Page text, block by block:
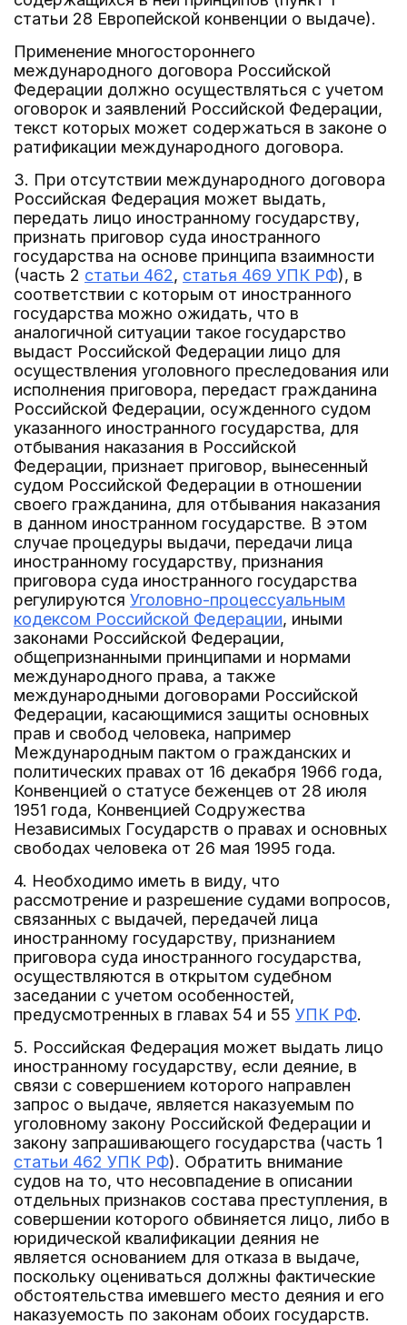
статьи 28 Европейской конвенции о выдаче).
Применение многостороннего
международного договора Российской
Федерации должно осуществляться с учетом
оговорок и заявлений Российской Федерации,
текст которых может содержаться в законе о
ратификации международного договора.
3. При отсутствии международного договора
Российская Федерация может выдать,
передать лицо иностранному государству,
признать приговор суда иностранного
государства на основе принципа взаимности
(часть 2 статьи 462, статья 469 УПК РФ), в
соответствии с которым от иностранного
государства можно ожидать, что в
аналогичной ситуации такое государство
выдаст Российской Федерации лицо для
осуществления уголовного преследования или
исполнения приговора, передаст гражданина
Российской Федерации, осужденного судом
указанного иностранного государства, для
отбывания наказания в Российской
Федерации, признает приговор, вынесенный
судом Российской Федерации в отношении
своего гражданина, для отбывания наказания
в данном иностранном государстве. В этом
случае процедуры выдачи, передачи лица
иностранному государству, признания
приговора суда иностранного государства
регулируются Уголовно-процессуальным
кодексом Российской Федерации, иными
законами Российской Федерации,
общепризнанными принципами и нормами
международного права, а также
международными договорами Российской
Федерации, касающимися защиты основных
прав и свобод человека, например
Международным пактом о гражданских и
политических правах от 16 декабря 1966 года,
Конвенцией о статусе беженцев от 28 июля
1951 года, Конвенцией Содружества
Независимых Государств о правах и основных
свободах человека от 26 мая 1995 года.
4. Необходимо иметь в виду, что
рассмотрение и разрешение судами вопросов,
связанных с выдачей, передачей лица
иностранному государству, признанием
приговора суда иностранного государства,
осуществляются в открытом судебном
заседании с учетом особенностей,
предусмотренных в главах 54 и 55 УПК РФ.
5. Российская Федерация может выдать лицо
иностранному государству, если деяние, в
связи с совершением которого направлен
запрос о выдаче, является наказуемым по
уголовному закону Российской Федерации и
закону запрашивающего государства (часть 1
статьи 462 УПК РФ). Обратить внимание
судов на то, что несовпадение в описании
отдельных признаков состава преступления, в
совершении которого обвиняется лицо, либо в
юридической квалификации деяния не
является основанием для отказа в выдаче,
поскольку оцениваться должны фактические
обстоятельства имевшего место деяния и его
наказуемость по законам обоих государств.